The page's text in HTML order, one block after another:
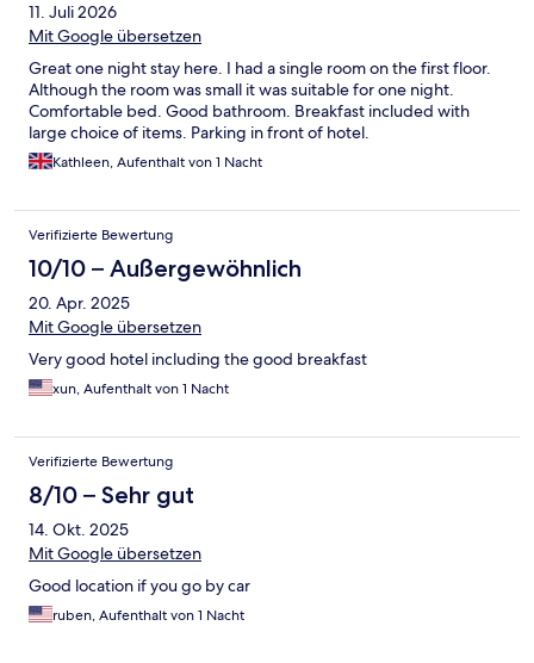
11. Juli 2026
Mit Google übersetzen
Great one night stay here. I had a single room on the first floor.
Although the room was small it was suitable for one night.
Comfortable bed. Good bathroom. Breakfast included with
large choice of items. Parking in front of hotel.
Kathleen, Aufenthalt von 1 Nacht
Verifizierte Bewertung
10/10 – Außergewöhnlich
20. Apr. 2025
Mit Google übersetzen
Very good hotel including the good breakfast
xun, Aufenthalt von 1 Nacht
Verifizierte Bewertung
8/10 – Sehr gut
14. Okt. 2025
Mit Google übersetzen
Good location if you go by car
ruben, Aufenthalt von 1 Nacht